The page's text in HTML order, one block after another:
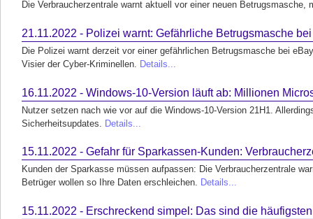
Die Verbraucherzentrale warnt aktuell vor einer neuen
21.11.2022 - Polizei warnt: Gefährliche Betrugsmasche
Die Polizei warnt derzeit vor einer gefährlichen Betrugsmasche bei
Visier der Cyber-Kriminellen. Details...
16.11.2022 - Windows-10-Version läuft ab: Millionen
Nutzer setzen nach wie vor auf die Windows-10-Version 21H1.
Sicherheitsupdates. Details...
15.11.2022 - Gefahr für Sparkassen-Kunden:
Kunden der Sparkasse müssen aufpassen: Die Verbraucherzentrale
Betrüger wollen so Ihre Daten erschleichen. Details...
15.11.2022 - Erschreckend simpel: Das sind die